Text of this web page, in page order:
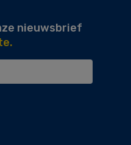
nieuwsbrief